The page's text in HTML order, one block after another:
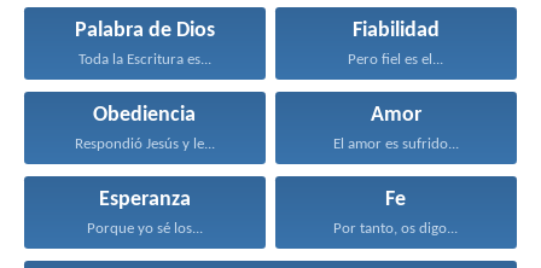
Palabra de Dios
Toda la Escritura es...
Fiabilidad
Pero fiel es el...
Obediencia
Respondió Jesús y le...
Amor
El amor es sufrido...
Esperanza
Porque yo sé los...
Fe
Por tanto, os digo...